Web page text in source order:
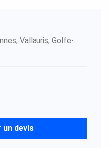
Vallauris, Golfe-
un devis